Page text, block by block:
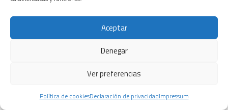
Aceptar
Denegar
Ver preferencias
Política de cookiesDeclaración de privacidadImpressum
Leer más
29 NOVIEMBRE,